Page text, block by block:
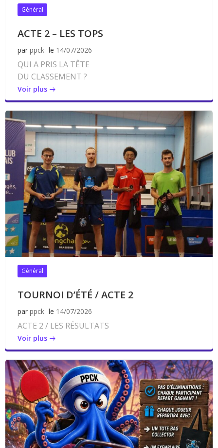
Général
ACTE 2 – LES TOPS
par ppck le 14/07/2026
QUI A PRIS LA TÊTE
DU CLASSEMENT ?
Voir plus
Général
TOURNOI D’ÉTÉ / ACTE 2
par ppck le 14/07/2026
ACTE 2 / LES RÉSULTATS
Voir plus